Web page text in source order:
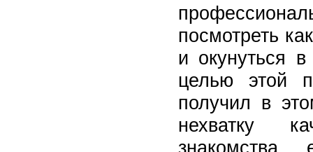
посмотреть
и окунуться
целью этой
получил в
нехватку
знакомства,